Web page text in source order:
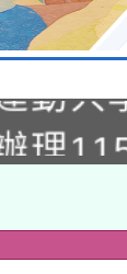
學
理
素